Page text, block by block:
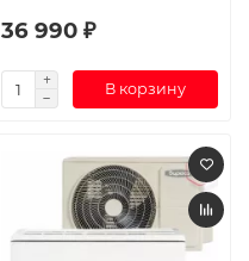
36 990 ₽
В корзину